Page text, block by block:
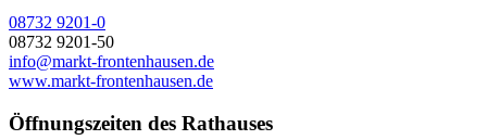
08732 9201-0
08732 9201-50
info@markt-frontenhausen.de
www.markt-frontenhausen.de
Öffnungszeiten des Rathauses